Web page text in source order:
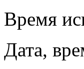
Время
Дата,